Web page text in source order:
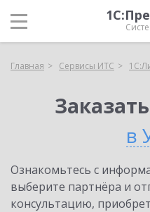
Главная Сервисы ИТС
в
Ознакомьтесь с
выберите партнёра и
консультацию,